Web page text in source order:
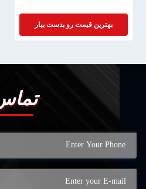
بهترین قیمت رو بدست بیار